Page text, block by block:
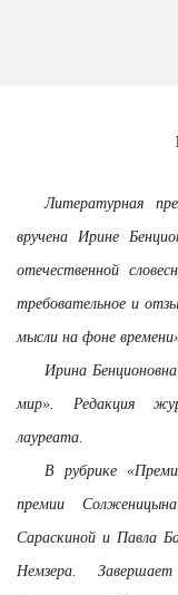
Литературная
вручена Ирине
отечественной
требовательное и
мысли на фоне
Ирина
мир». Редакция
лауреата.
В рубрике
премии
Сараскиной и Павла
Немзера.